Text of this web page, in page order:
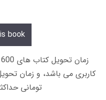
book
تومانی حداکثر 12 ساعت از طریق پیامک/